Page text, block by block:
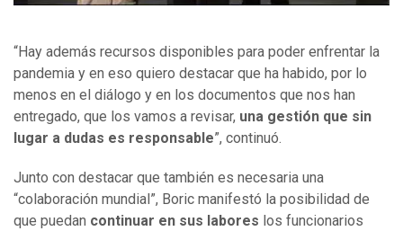
“Hay además recursos disponibles para poder enfrentar la
pandemia y en eso quiero destacar que ha habido, por lo
menos en el diálogo y en los documentos que nos han
entregado, que los vamos a revisar, una gestión que sin
lugar a dudas es responsable”, continuó.
Junto con destacar que también es necesaria una
“colaboración mundial”, Boric manifestó la posibilidad de
que puedan continuar en sus labores los funcionarios